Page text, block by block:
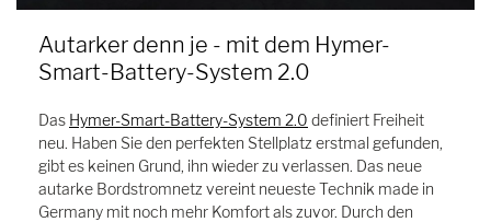
Autarker denn je - mit dem Hymer-
Smart-Battery-System 2.0
Das Hymer-Smart-Battery-System 2.0 definiert Freiheit
neu. Haben Sie den perfekten Stellplatz erstmal gefunden,
gibt es keinen Grund, ihn wieder zu verlassen. Das neue
autarke Bordstromnetz vereint neueste Technik made in
Germany mit noch mehr Komfort als zuvor. Durch den